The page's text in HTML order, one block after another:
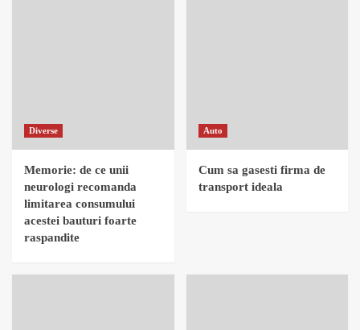
Diverse
Memorie: de ce unii
neurologi recomanda
limitarea consumului
acestei bauturi foarte
raspandite
Auto
Cum sa gasesti firma de
transport ideala